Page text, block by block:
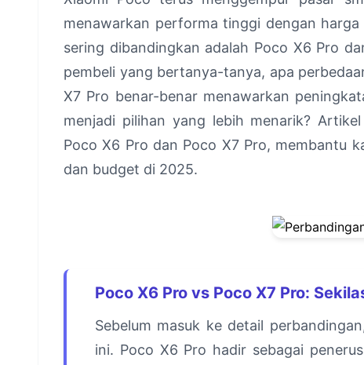
menawarkan performa tinggi dengan
sering dibandingkan adalah Poco X6 Pro
pembeli yang bertanya-tanya, apa
X7 Pro benar-benar menawarkan
menjadi pilihan yang lebih menarik?
Poco X6 Pro dan Poco X7 Pro, membantu
dan budget di 2025.
Poco X6 Pro vs Poco X7 Pro:
Sebelum masuk ke detail
ini. Poco X6 Pro hadir sebagai